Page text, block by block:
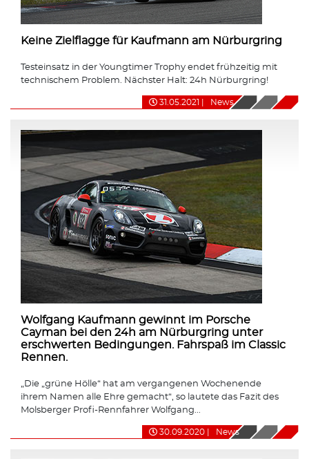
Keine Zielflagge für Kaufmann am Nürburgring
Testeinsatz in der Youngtimer Trophy endet frühzeitig mit
technischem Problem. Nächster Halt: 24h Nürburgring!
31.05.2021 News
Wolfgang Kaufmann gewinnt im Porsche
Cayman bei den 24h am Nürburgring unter
erschwerten Bedingungen. Fahrspaß im Classic
Rennen.
„Die „grüne Hölle“ hat am vergangenen Wochenende
ihrem Namen alle Ehre gemacht“, so lautete das Fazit des
Molsberger Profi-Rennfahrer Wolfgang...
30.09.2020 News